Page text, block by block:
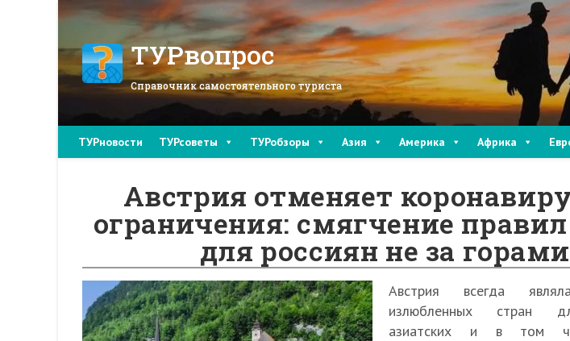
ТУРвопрос
Справочник самостоятельного туриста
ТУРновости ТУРсоветы ТУРобзоры Азия Америка Африка
Австрия отменяет
ограничения: смягчение
для россиян не за горами
Австрия всегда
излюбленных стран
азиатских и в том